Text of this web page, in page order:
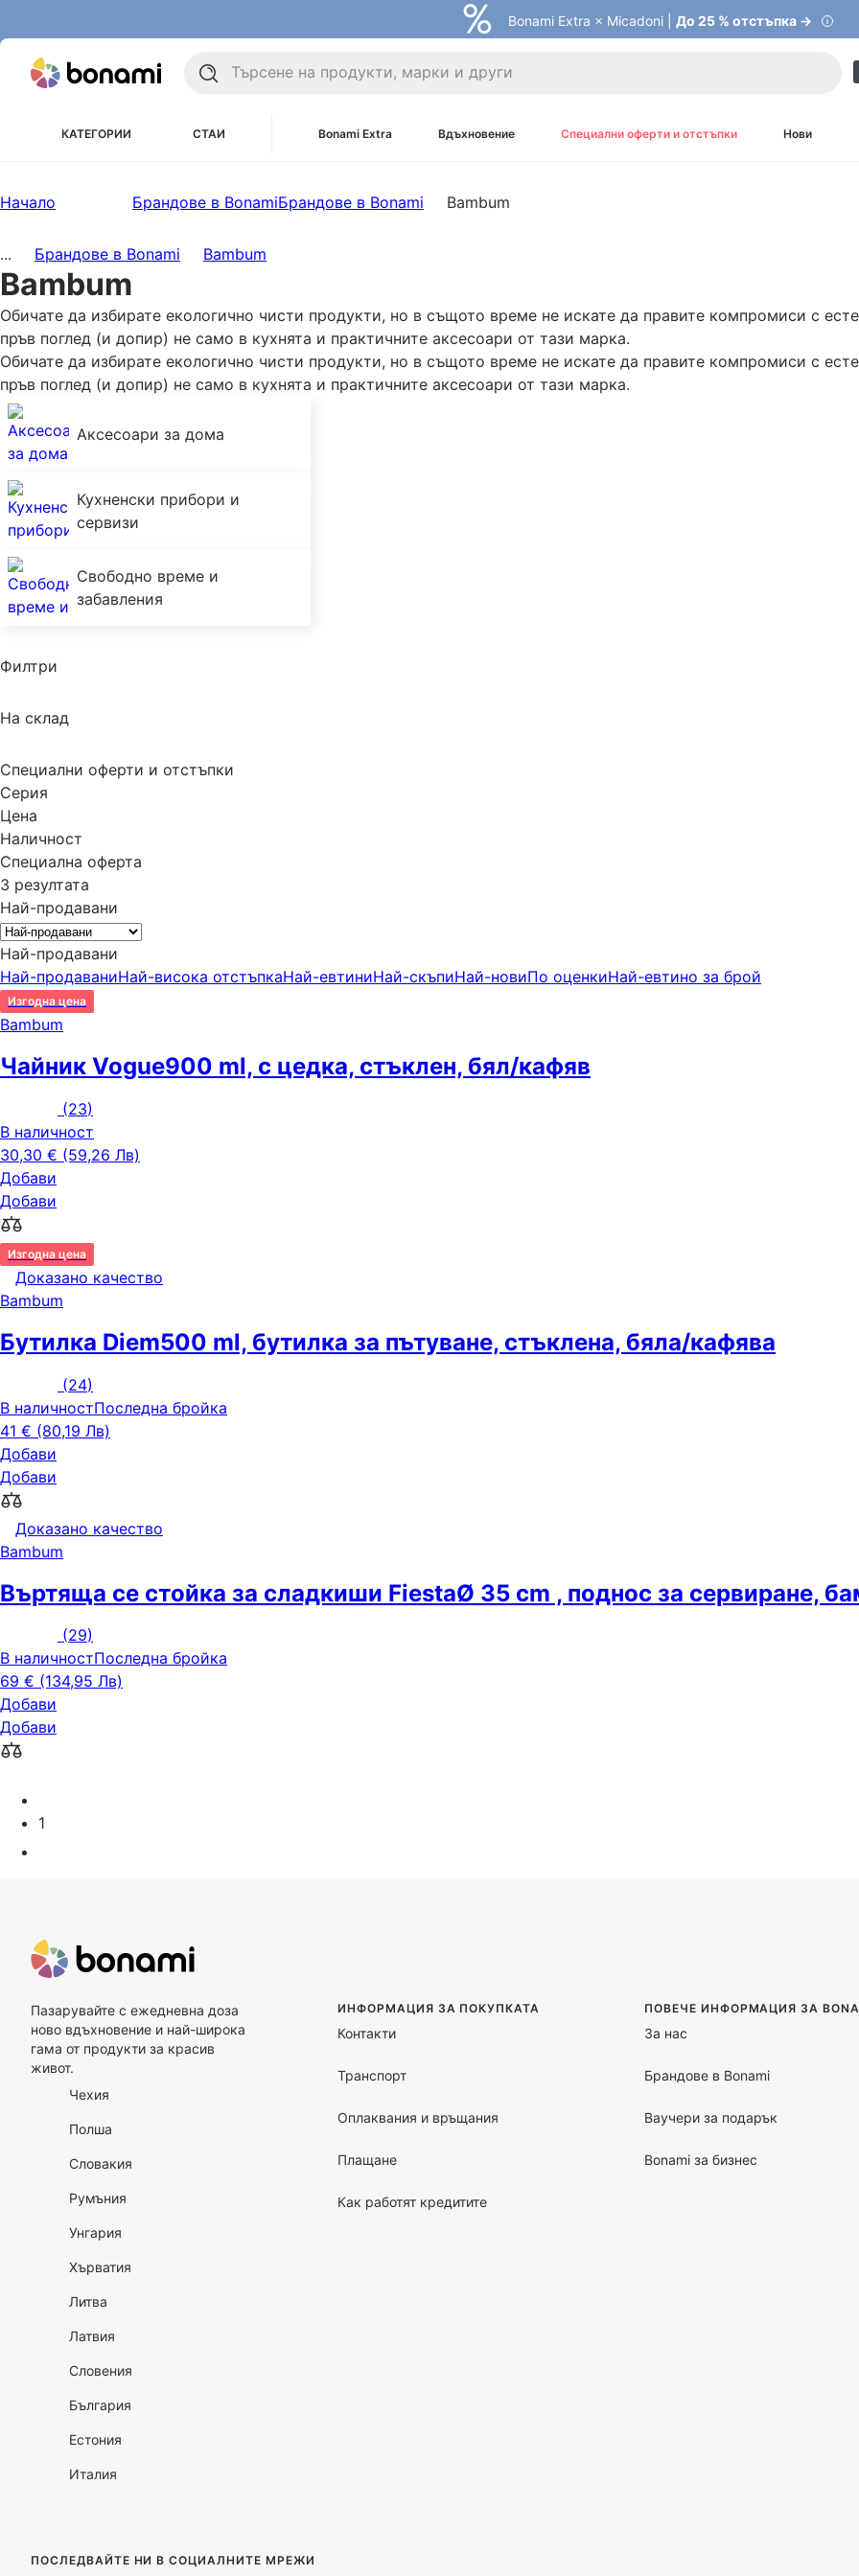
Bonami Extra × Micadoni | До 25 % отстъпка →
КАТЕГОРИИ СТАИ Bonami Extra Вдъхновение Специални оферти и отстъпки Нови
Начало Брандове в BonamiБрандове в Bonami Bambum
... Брандове в Bonami Bambum
Bambum
Обичате да избирате екологично чисти продукти, но в същото време не искате да правите компромиси с
пръв поглед (и допир) не само в кухнята и практичните аксесоари от тази марка.
Обичате да избирате екологично чисти продукти, но в същото време не искате да правите компромиси с
пръв поглед (и допир) не само в кухнята и практичните аксесоари от тази марка.
Аксесоари за дома
Кухненски прибори и
сервизи
Свободно време и
забавления
Филтри
На склад
Специални оферти и отстъпки
Серия
Цена
Наличност
Специална оферта
3 резултата
Най-продавани
Най-продавани
Най-продаваниНай-висока отстъпкаНай-евтиниНай-скъпиНай-новиПо оценкиНай-евтино за брой
Изгодна цена
Bambum
Чайник Vogue900 ml, с цедка, стъклен, бял/кафяв
(23)
В наличност
30,30 € (59,26 Лв)
Добави
Добави
Изгодна цена
Доказано качество
Bambum
Бутилка Diem500 ml, бутилка за пътуване, стъклена, бяла/кафява
(24)
В наличностПоследна бройка
41 € (80,19 Лв)
Добави
Добави
Доказано качество
Bambum
Въртяща се стойка за сладкиши FiestaØ 35 cm , поднос за сервиране,
(29)
В наличностПоследна бройка
69 € (134,95 Лв)
Добави
Добави
1
Пазарувайте с ежедневна доза
ново вдъхновение и най-широка
гама от продукти за красив
живот.
Чехия
Полша
Словакия
Румъния
Унгария
Хърватия
Литва
Латвия
Словения
България
Естония
Италия
ИНФОРМАЦИЯ ЗА ПОКУПКАТА
Контакти
Транспорт
Оплаквания и връщания
Плащане
Как работят кредитите
ПОВЕЧЕ ИНФОРМАЦИЯ ЗА
За нас
Брандове в Bonami
Ваучери за подарък
Bonami за бизнес
ПОСЛЕДВАЙТЕ НИ В СОЦИАЛНИТЕ МРЕЖИ